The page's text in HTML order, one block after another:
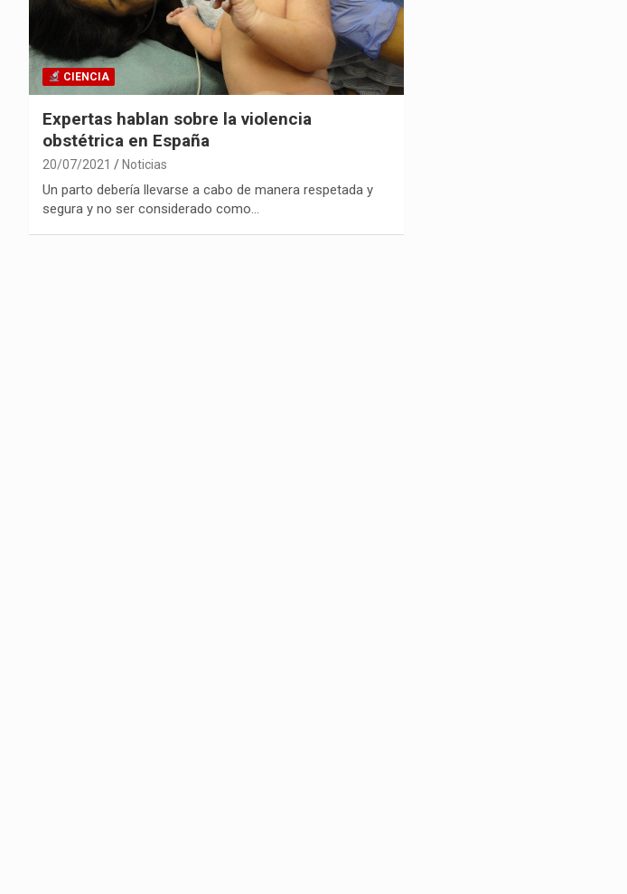
CIENCIA
Expertas hablan sobre la violencia
obstétrica en España
20/07/2021 Noticias
Un parto debería llevarse a cabo de manera respetada y
segura y no ser considerado como…